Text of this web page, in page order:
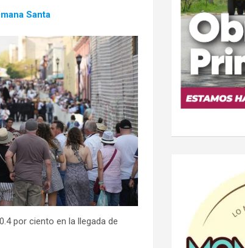
Santa
por ciento en la llegada de